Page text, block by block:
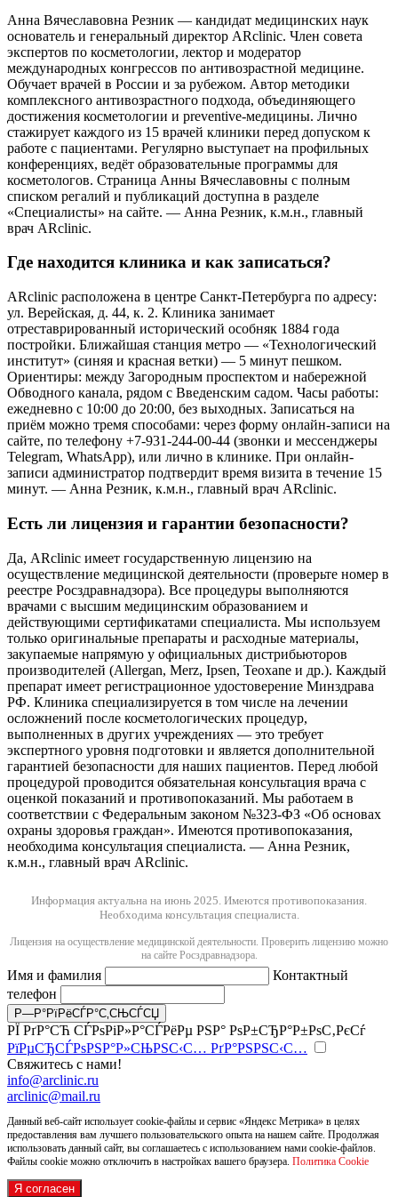
Анна Вячеславовна Резник — кандидат медицинских наук
основатель и генеральный директор ARclinic. Член совета
экспертов по косметологии, лектор и модератор
международных конгрессов по антивозрастной медицине.
Обучает врачей в России и за рубежом. Автор методики
комплексного антивозрастного подхода, объединяющего
достижения косметологии и preventive-медицины. Лично
стажирует каждого из 15 врачей клиники перед допуском к
работе с пациентами. Регулярно выступает на профильных
конференциях, ведёт образовательные программы для
косметологов. Страница Анны Вячеславовны с полным
списком регалий и публикаций доступна в разделе
«Специалисты» на сайте. — Анна Резник, к.м.н., главный
врач ARclinic.
Где находится клиника и как записаться?
ARclinic расположена в центре Санкт-Петербурга по адресу:
ул. Верейская, д. 44, к. 2. Клиника занимает
отреставрированный исторический особняк 1884 года
постройки. Ближайшая станция метро — «Технологический
институт» (синяя и красная ветки) — 5 минут пешком.
Ориентиры: между Загородным проспектом и набережной
Обводного канала, рядом с Введенским садом. Часы работы:
ежедневно с 10:00 до 20:00, без выходных. Записаться на
приём можно тремя способами: через форму онлайн-записи на
сайте, по телефону +7-931-244-00-44 (звонки и мессенджеры
Telegram, WhatsApp), или лично в клинике. При онлайн-
записи администратор подтвердит время визита в течение 15
минут. — Анна Резник, к.м.н., главный врач ARclinic.
Есть ли лицензия и гарантии безопасности?
Да, ARclinic имеет государственную лицензию на
осуществление медицинской деятельности (проверьте номер в
реестре Росздравнадзора). Все процедуры выполняются
врачами с высшим медицинским образованием и
действующими сертификатами специалиста. Мы используем
только оригинальные препараты и расходные материалы,
закупаемые напрямую у официальных дистрибьюторов
производителей (Allergan, Merz, Ipsen, Teoxane и др.). Каждый
препарат имеет регистрационное удостоверение Минздрава
РФ. Клиника специализируется в том числе на лечении
осложнений после косметологических процедур,
выполненных в других учреждениях — это требует
экспертного уровня подготовки и является дополнительной
гарантией безопасности для наших пациентов. Перед любой
процедурой проводится обязательная консультация врача с
оценкой показаний и противопоказаний. Мы работаем в
соответствии с Федеральным законом №323-ФЗ «Об основах
охраны здоровья граждан». Имеются противопоказания,
необходима консультация специалиста. — Анна Резник,
к.м.н., главный врач ARclinic.
Информация актуальна на июнь 2025. Имеются противопоказания.
Необходима консультация специалиста.
Лицензия на осуществление медицинской деятельности. Проверить лицензию можно
на сайте Росздравнадзора.
Имя и фамилия
Контактный
телефон
РЇ РґР°СЋ СЃРѕРіР»Р°СЃРёРµ РЅР° РѕР±СЂР°Р±РѕС‚РєСѓ
РїРµСЂСЃРѕРЅР°Р»СЊРЅС‹С… РґР°РЅРЅС‹С…
Свяжитесь с нами!
info@arclinic.ru
arclinic@mail.ru
Данный веб-сайт использует cookie-файлы и сервис «Яндекс Метрика» в целях
предоставления вам лучшего пользовательского опыта на нашем сайте. Продолжая
использовать данный сайт, вы соглашаетесь с использованием нами cookie-файлов.
Файлы cookie можно отключить в настройках вашего браузера. Политика Cookie
Я согласен